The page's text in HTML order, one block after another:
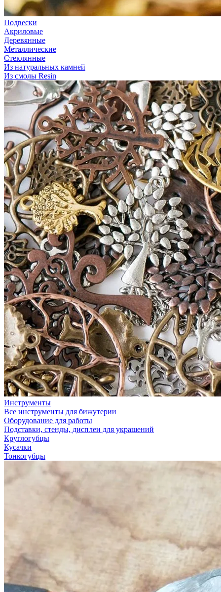
Подвески
Акриловые
Деревянные
Металлические
Стеклянные
Из натуральных камней
Из смолы Resin
Инструменты
Все инструменты для бижутерии
Оборудование для работы
Подставки, стенды, дисплеи для украшений
Круглогубцы
Кусачки
Тонкогубцы